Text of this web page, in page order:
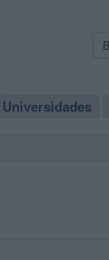
Universidades